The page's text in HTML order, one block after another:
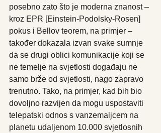
posebno zato što je moderna znanost –
kroz EPR [Einstein-Podolsky-Rosen]
pokus i Bellov teorem, na primjer –
također dokazala izvan svake sumnje
da se drugi oblici komunikacije koji se
ne temelje na svjetlosti događaju ne
samo brže od svjetlosti, nago zapravo
trenutno. Tako, na primjer, kad bih bio
dovoljno razvijen da mogu uspostaviti
telepatski odnos s vanzemaljcem na
planetu udaljenom 10.000 svjetlosnih